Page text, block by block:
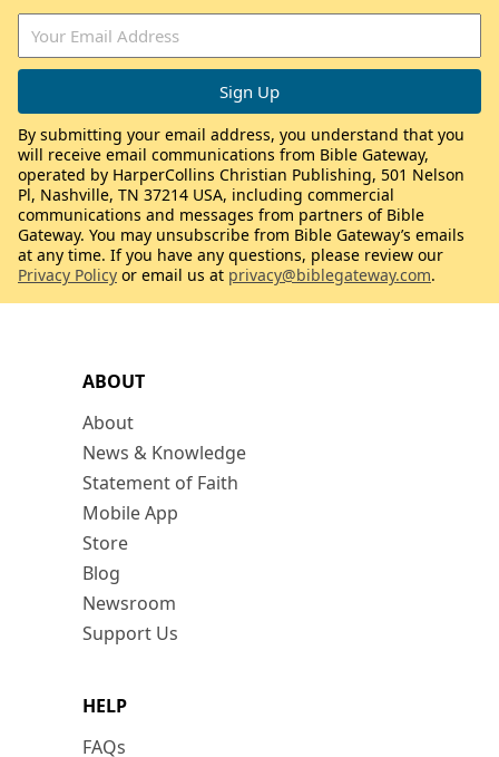
ABOUT
About
News & Knowledge
Statement of Faith
Mobile App
Store
Blog
Newsroom
Support Us
HELP
FAQs
By submitting your email address, you understand that you
will receive email communications from Bible Gateway,
operated by HarperCollins Christian Publishing, 501 Nelson
Pl, Nashville, TN 37214 USA, including commercial
communications and messages from partners of Bible
Gateway. You may unsubscribe from Bible Gateway’s emails
at any time. If you have any questions, please review our
Privacy Policy or email us at privacy@biblegateway.com.